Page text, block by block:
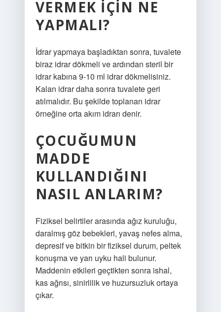
VERMEK IÇIN NE
YAPMALI?
İdrar yapmaya başladıktan sonra, tuvalete
biraz idrar dökmeli ve ardından steril bir
idrar kabına 9-10 ml idrar dökmelisiniz.
Kalan idrar daha sonra tuvalete geri
atılmalıdır. Bu şekilde toplanan idrar
örneğine orta akım idrarı denir.
ÇOCUĞUMUN
MADDE
KULLANDIĞINI
NASIL ANLARIM?
Fiziksel belirtiler arasında ağız kuruluğu,
daralmış göz bebekleri, yavaş nefes alma,
depresif ve bitkin bir fiziksel durum, peltek
konuşma ve yarı uyku hali bulunur.
Maddenin etkileri geçtikten sonra ishal,
kas ağrısı, sinirlilik ve huzursuzluk ortaya
çıkar.